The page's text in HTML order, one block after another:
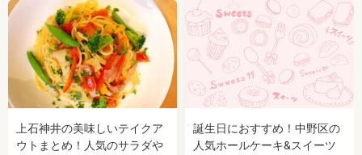
上石神井の美味しいテイクア
ウトまとめ！人気のサラダや
誕生日におすすめ！中野区の
人気ホールケーキ&スイーツ